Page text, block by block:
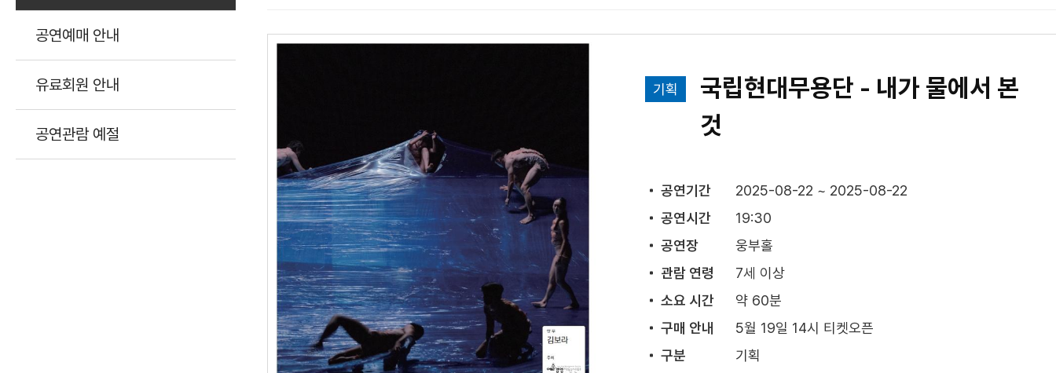
공연예매 안내
유료회원 안내
공연관람 예절
기획
국립현대무용단 - 내가 물에서 본
것
공연기간
2025-08-22 ~ 2025-08-22
공연시간
19:30
공연장
웅부홀
관람 연령
7세 이상
소요 시간
약 60분
구매 안내
5월 19일 14시 티켓오픈
구분
기획